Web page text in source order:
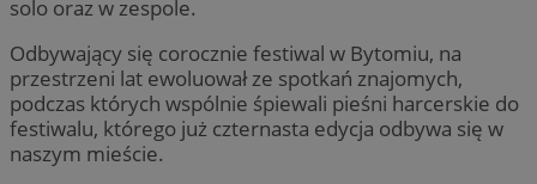
solo oraz w zespole.
Odbywający się corocznie festiwal w Bytomiu, na
przestrzeni lat ewoluował ze spotkań znajomych,
podczas których wspólnie śpiewali pieśni harcerskie do
festiwalu, którego już czternasta edycja odbywa się w
naszym mieście.